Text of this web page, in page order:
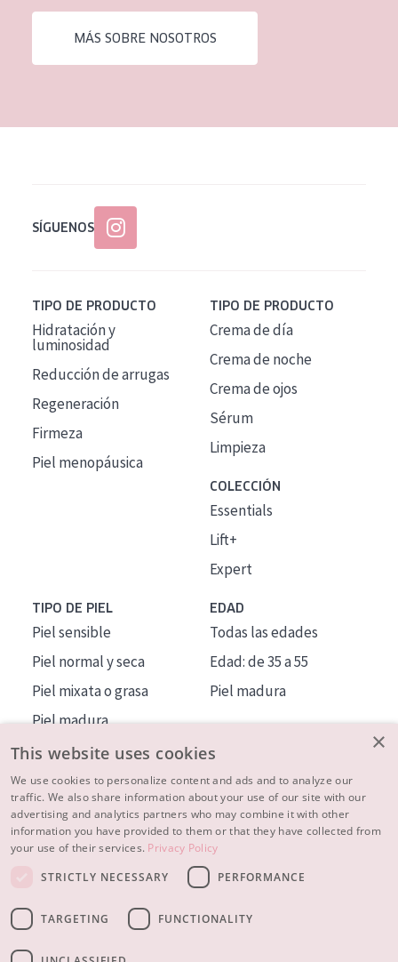
MÁS SOBRE NOSOTROS
SÍGUENOS
TIPO DE PRODUCTO
Hidratación y
luminosidad
Reducción de arrugas
Regeneración
Firmeza
Piel menopáusica
TIPO DE PRODUCTO
Crema de día
Crema de noche
Crema de ojos
Sérum
Limpieza
COLECCIÓN
Essentials
Lift+
Expert
TIPO DE PIEL
Piel sensible
Piel normal y seca
Piel mixata o grasa
Piel madura
Piel expuesta al sol
Piel menopáusica
EDAD
Todas las edades
Edad: de 35 a 55
Piel madura
MÁS SOBRE NOSOTROS
INSPIRACIÓN
CONTACTO
© 2023 - 2026 Diadermine
×
This website uses cookies
We use cookies to personalize content and ads and to analyze our
traffic. We also share information about your use of our site with our
advertising and analytics partners who may combine it with other
information you have provided to them or that they have collected from
your use of their services. Privacy Policy
STRICTLY NECESSARY
PERFORMANCE
TARGETING FUNCTIONALITY